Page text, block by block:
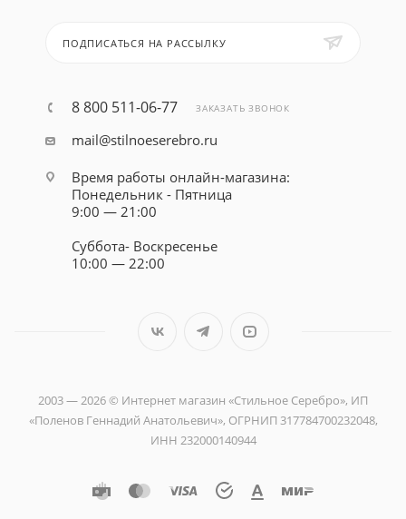
ПОДПИСАТЬСЯ НА РАССЫЛКУ
8 800 511-06-77 ЗАКАЗАТЬ ЗВОНОК
mail@stilnoeserebro.ru
Время работы онлайн-магазина:
Понедельник - Пятница
9:00 — 21:00
Суббота- Воскресенье
10:00 — 22:00
2003 — 2026 © Интернет магазин «Стильное Серебро», ИП
«Поленов Геннадий Анатольевич», ОГРНИП 317784700232048,
ИНН 232000140944